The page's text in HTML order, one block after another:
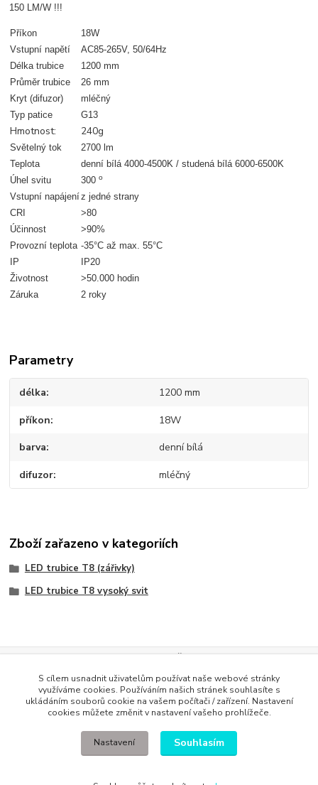
150 LM/W !!!
Příkon
18W
Vstupní napětí
AC85-265V, 50/64Hz
Délka trubice
1200 mm
Průměr trubice
26 mm
Kryt (difuzor)
mléčný
Typ patice
G13
Hmotnost: 240g
Světelný tok
2700 lm
Teplota
denní bílá 4000-4500K / studená bílá 6000-6500K
Úhel svitu
300o
Vstupní napájeníz jedné strany
CRI
>80
Účinnost
>90%
Provozní teplota -35°C až max. 55°C
IP
IP20
Životnost
>50.000 hodin
Záruka
2 roky
Parametry
délka 1200 mm
příkon 18W
barva denní bílá
difuzor mléčný
Zboží zařazeno v kategoriích
LED trubice T8 (zářivky)
LED trubice T8 vysoký svit
Evidence Tržeb
Podle zákona o evidenci tržeb je prodávající povinen vystavit
kupujícímu účtenku. Zároveň je povinen zaevidovat přijatou tržbu u
správce daně online; v případě technického výpadku pak nejpozději do
S cílem usnadnit uživatelům používat naše webové stránky
využíváme cookies. Používáním našich stránek souhlasíte s
ukládáním souborů cookie na vašem počítači / zařízení. Nastavení
cookies můžete změnit v nastavení vašeho prohlížeče.
Nastavení Souhlasím